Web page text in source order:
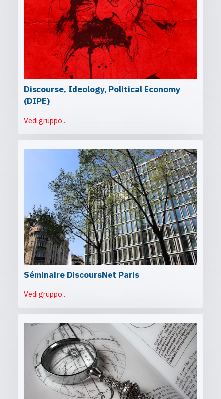
Discourse, Ideology, Political Economy
(DIPE)
Vedi gruppo...
Séminaire DiscoursNet Paris
Vedi gruppo...